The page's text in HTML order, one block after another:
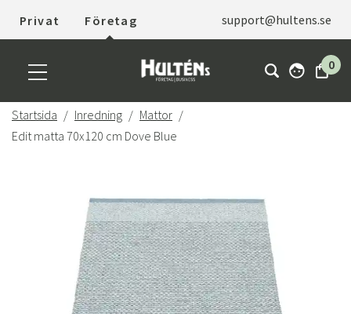
Privat Företag support@hultens.se
0
Startsida Inredning
Mattor
Edit matta 70x120 cm Dove Blue